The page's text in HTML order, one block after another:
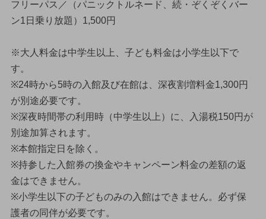
フリーパス／（パニックトルネード、続・ぞくぞくバー
ン1日乗り放題）1,500円
※大人料金は中学生以上、子ども料金は小学生以下で
す。
※24時から5時の入館及び在館は、深夜割増料金1,300円
が別途必要です。
※深夜時間帯の利用時（中学生以上）に、入湯税150円が
別途加算されます。
※本館指定日を除く。
※持参した入館券の換金やキャンペーン料金の差額の返
金はできません。
※小学生以下の子どものみの入館はできません。必ず保
護者の同伴が必要です。